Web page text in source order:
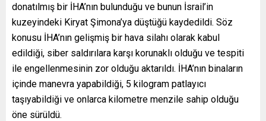
donatılmış bir İHA’nın bulunduğu ve bunun İsrail’in
kuzeyindeki Kiryat Şimona’ya düştüğü kaydedildi. Söz
konusu İHA’nın gelişmiş bir hava silahı olarak kabul
edildiği, siber saldırılara karşı korunaklı olduğu ve tespiti
ile engellenmesinin zor olduğu aktarıldı. İHA’nın binaların
içinde manevra yapabildiği, 5 kilogram patlayıcı
taşıyabildiği ve onlarca kilometre menzile sahip olduğu
öne sürüldü.